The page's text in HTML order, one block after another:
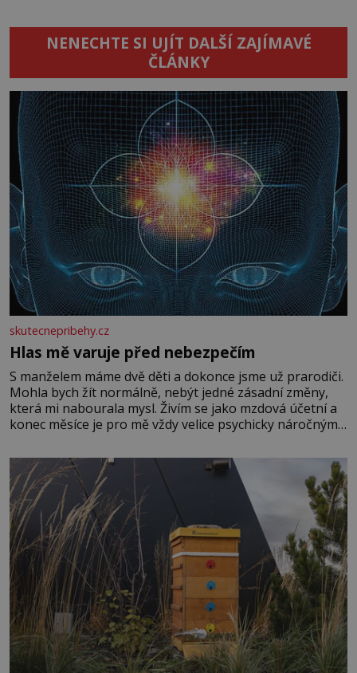
NENECHTE SI UJÍT DALŠÍ ZAJÍMAVÉ
ČLÁNKY
skutecnepribehy.cz
Hlas mě varuje před nebezpečím
S manželem máme dvě děti a dokonce jsme už prarodiči.
Mohla bych žít normálně, nebýt jedné zásadní změny,
která mi nabourala mysl. Živím se jako mzdová účetní a
konec měsíce je pro mě vždy velice psychicky náročným
dál častěji volá o pomoc, co se hlídání týče. Dalo by se